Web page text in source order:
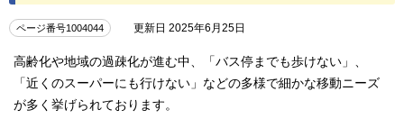
ページ番号1004044 更新日 2025年6月25日
高齢化や地域の過疎化が進む中、「バス停までも歩けない」、
「近くのスーパーにも行けない」などの多様で細かな移動ニーズ
が多く挙げられております。